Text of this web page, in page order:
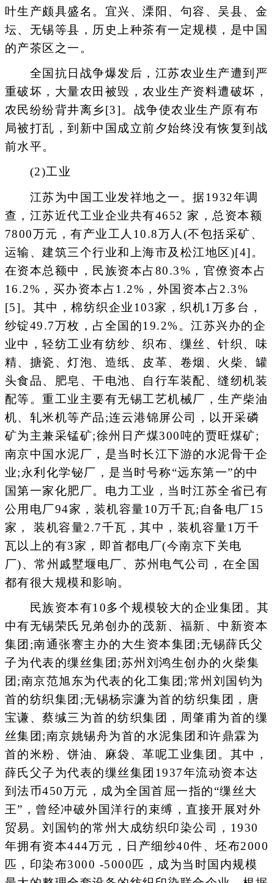
叶生产颇具盛名。宜兴、溧阳、句容、吴县、金
坛、无锡等县，历史上种茶有一定规模，是中国
的产茶区之一。
全国抗日战争爆发后，江苏农业生产遭到严
重破坏，大量农田被毁，农业生产资料遭破坏，
农民纷纷背井离乡[3]。战争使农业生产原有布
局被打乱，到新中国成立前夕始终没有恢复到战
前水平。
(2)工业
江苏为中国工业发祥地之一。据1932年调
查，江苏近代工业企业共有4652 家，总资本额
7800万元，有产业工人10.8万人(不包括采矿、
运输、建筑三个行业和上海市及松江地区)[4]。
在资本总额中，民族资本占80.3%，官僚资本占
16.2%，买办资本占1.2%，外国资本占2.3%
[5]。其中，棉纺织企业103家，织机1万多台，
纱锭49.7万枚，占全国的19.2%。江苏兴办的企
业中，轻纺工业有纺纱、织布、缫丝、针织、味
精、搪瓷、灯泡、造纸、皮革、卷烟、火柴、罐
头食品、肥皂、干电池、自行车装配、缝纫机装
配等。重工业主要有无锡工艺机械厂，生产柴油
机、轧米机等产品;连云港锦屏公司，以开采磷
矿为主兼采锰矿;徐州日产煤300吨的贾旺煤矿;
南京中国水泥厂，是当时长江下游的水泥骨干企
业;永利化学铋厂，是当时号称“远东第一”的中
国第一家化肥厂。电力工业，当时江苏全省已有
公用电厂94家，装机容量10万千瓦;自备电厂15
家， 装机容量2.7千瓦，其中，装机容量1万千
瓦以上的有3家，即首都电厂(今南京下关电
厂)、常州戚墅堰电厂、苏州电气公司，在全国
都有很大规模和影响。
民族资本有10多个规模较大的企业集团。其
中有无锡荣氏兄弟创办的茂新、福新、中新资本
集团;南通张謇主办的大生资本集团;无锡薛氏父
子为代表的缫丝集团;苏州刘鸿生创办的火柴集
团;南京范旭东为代表的化工集团;常州刘国钧为
首的纺织集团;无锡杨宗濂为首的纺织集团，唐
宝谦、蔡缄三为首的纺织集团，周肇甫为首的缫
丝集团;南京姚锡舟为首的水泥集团和许鼎霖为
首的米粉、饼油、麻袋、革呢工业集团。其中，
薛氏父子为代表的缫丝集团1937年流动资本达
到法币450万元，成为全国首屈一指的“缫丝大
王”，曾经冲破外国洋行的束缚，直接开展对外
贸易。刘国钧的常州大成纺织印染公司，1930
年拥有资本444万元，日产细纱40件、坯布2000
匹，印染布3000 -5000匹，成为当时国内规模